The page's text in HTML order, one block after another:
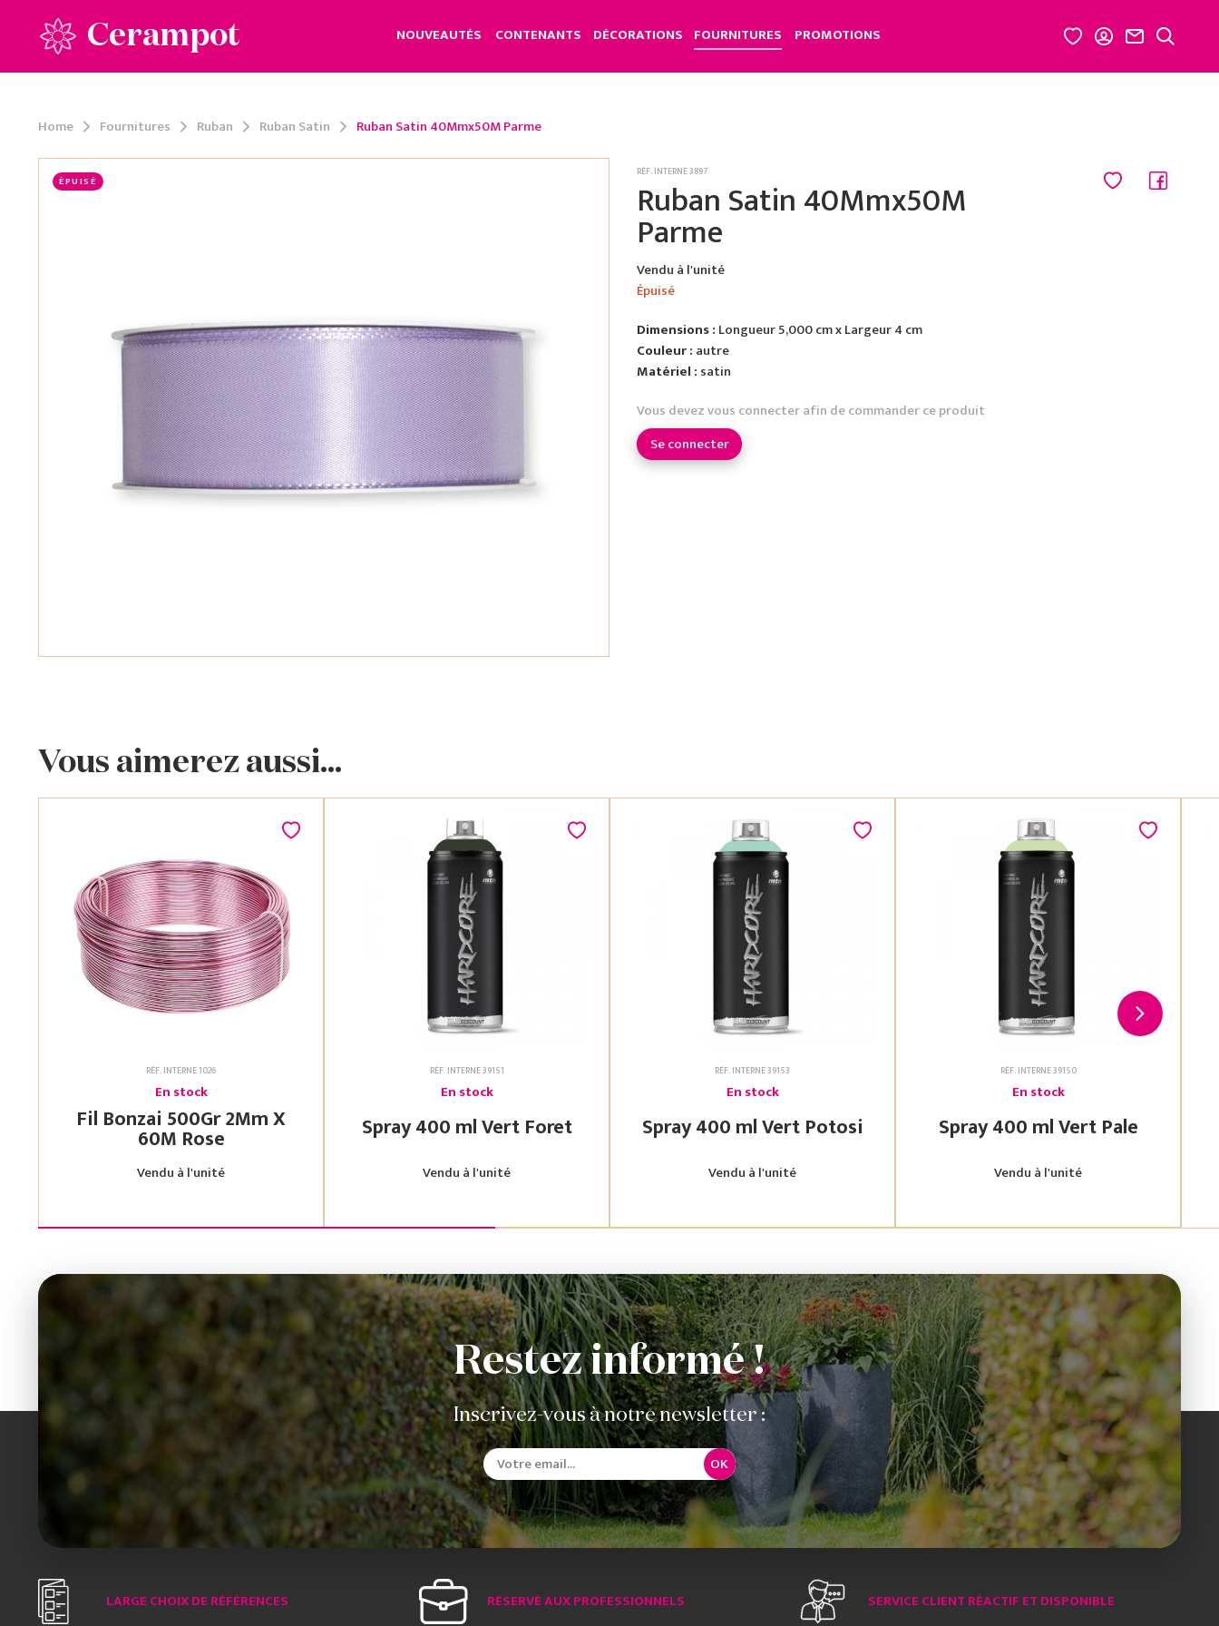
Cerampot NOUVEAUTÉS CONTENANTS DÉCORATIONS FOURNITURES PROMOTIONS
Home Fournitures Ruban Ruban Satin Ruban Satin 40Mmx50M Parme
ÉPUISÉ
RÉF. INTERNE 3897
Ruban Satin 40Mmx50M
Parme
Vendu à l'unité
Épuisé
Dimensions : Longueur 5,000 cm x Largeur 4 cm
Couleur : autre
Matériel : satin
Vous devez vous connecter afin de commander ce produit
Se connecter
Vous aimerez aussi...
RÉF. INTERNE 1026
En stock
Fil Bonzai 500Gr 2Mm X
60M Rose
Vendu à l'unité
RÉF. INTERNE 39151
En stock
Spray 400 ml Vert Foret
Vendu à l'unité
RÉF. INTERNE 39153
En stock
Spray 400 ml Vert Potosi
Vendu à l'unité
RÉF. INTERNE 39150
En stock
Spray 400 ml Vert Pale
Vendu à l'unité
Restez informé !
Inscrivez-vous à notre newsletter :
OK
LARGE CHOIX DE RÉFÉRENCES RÉSERVÉ AUX PROFESSIONNELS SERVICE CLIENT RÉACTIF ET DISPONIBLE